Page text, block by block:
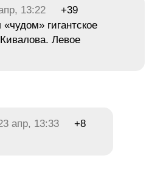
13:22
+39
гигантское
Левое
апр, 13:33
+8